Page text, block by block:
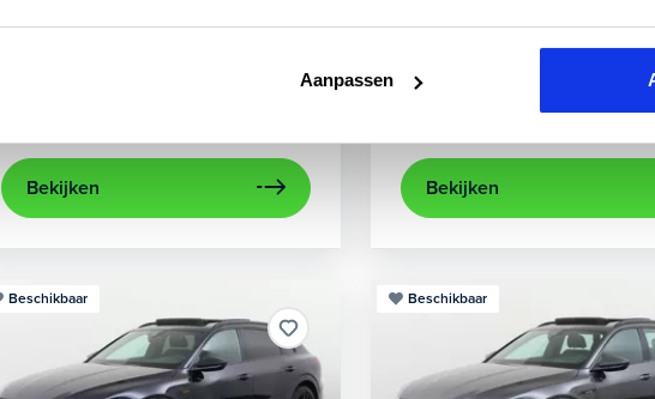
Aanpassen
electronic climate controle
Bekijken
achteruitrijcamera
Apple
Kopen
Bekijken
Beschikbaar Beschikbaar